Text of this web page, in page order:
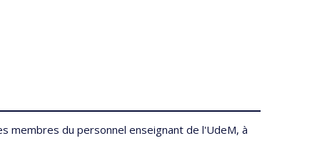
du personnel enseignant de l'UdeM, à